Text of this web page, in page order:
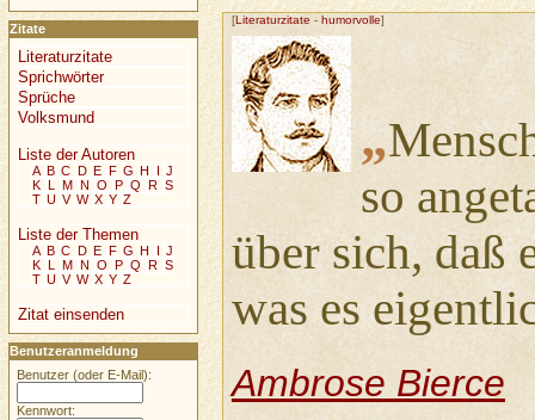
[Literaturzitate - humorvolle]
„
so
über sich, daß
was es
Ambrose Bierce
Zitate
Literaturzitate
Sprichwörter
Sprüche
Volksmund
Liste der Autoren
A B C D E F G H I J
K L M N O P Q R S
T U V W X Y Z
Liste der Themen
A B C D E F G H I J
K L M N O P Q R S
T U V W X Y Z
Zitat einsenden
Benutzeranmeldung
Benutzer (oder E-Mail):
Kennwort: